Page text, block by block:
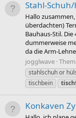
Stahl-
Hallo
überdachten)
Bauhaus-Stil.
dummerweise
da die Arm-
jogglwave
stahlschuh or
tischbein
Konkaven